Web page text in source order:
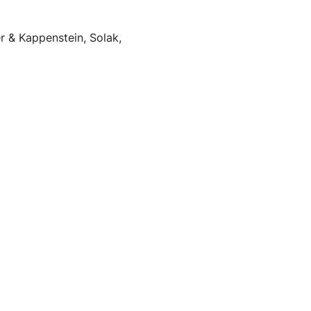
& Kappenstein, Solak,